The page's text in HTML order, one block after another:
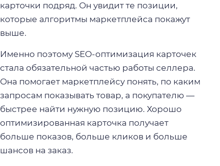
карточки подряд. Он увидит те позиции,
которые алгоритмы маркетплейса покажут
выше.
Именно поэтому SEO-оптимизация карточек
стала обязательной частью работы селлера.
Она помогает маркетплейсу понять, по каким
запросам показывать товар, а покупателю —
быстрее найти нужную позицию. Хорошо
оптимизированная карточка получает
больше показов, больше кликов и больше
шансов на заказ.